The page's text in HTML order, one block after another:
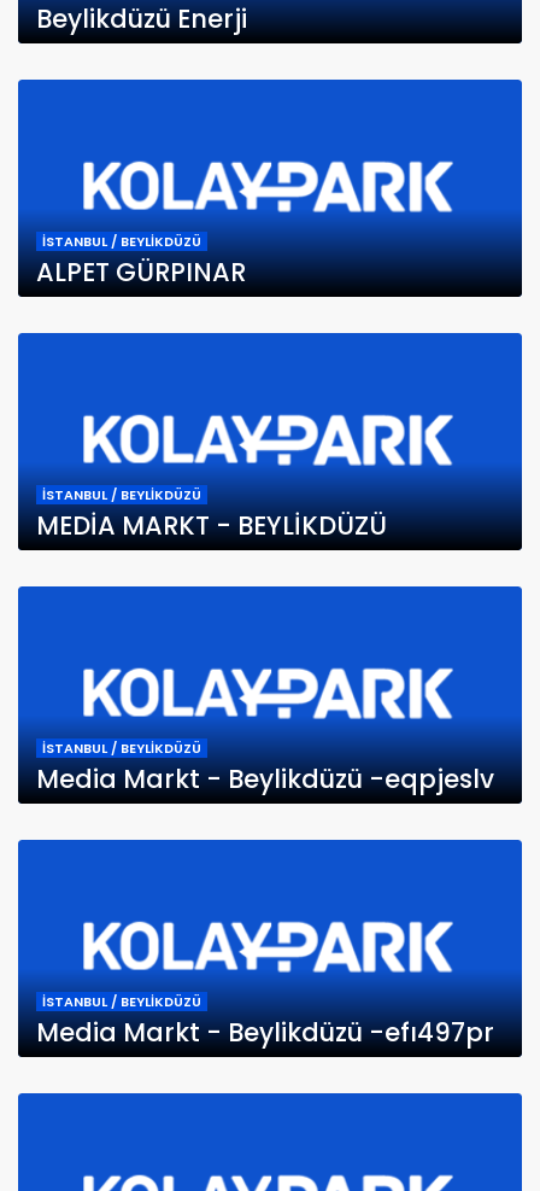
Beylikdüzü Enerji
İSTANBUL / BEYLİKDÜZÜ
ALPET GÜRPINAR
İSTANBUL / BEYLİKDÜZÜ
MEDİA MARKT - BEYLİKDÜZÜ
İSTANBUL / BEYLİKDÜZÜ
Media Markt - Beylikdüzü -eqpjeslv
İSTANBUL / BEYLİKDÜZÜ
Media Markt - Beylikdüzü -efı497pr